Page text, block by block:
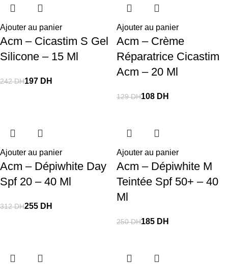
Ajouter au panier
Acm – Cicastim S Gel
Silicone – 15 Ml
242DH197 DH
Ajouter au panier
Acm – Crème
Réparatrice Cicastim
Acm – 20 Ml
129DH108 DH
Ajouter au panier
Acm – Dépiwhite Day
Spf 20 – 40 Ml
312DH255 DH
Ajouter au panier
Acm – Dépiwhite M
Teintée Spf 50+ – 40
Ml
250DH185 DH